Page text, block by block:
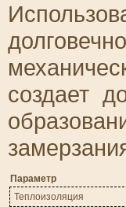
создает
Параметр
Теплоизоляция